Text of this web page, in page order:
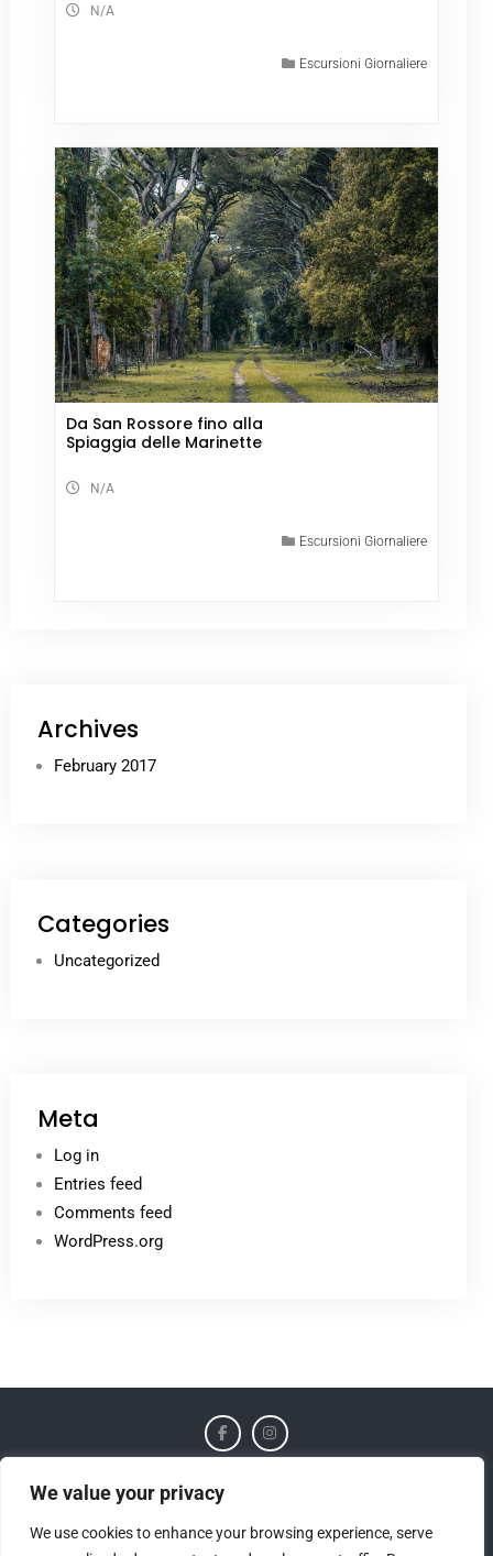
We value your privacy
We use cookies to enhance your browsing experience, serve
N/A
Escursioni Giornaliere
Da San Rossore fino alla
Spiaggia delle Marinette
N/A
Escursioni Giornaliere
Archives
February 2017
Categories
Uncategorized
Meta
Log in
Entries feed
Comments feed
WordPress.org
Home Trekking
Chi siamo
Contatti Gite Scolastiche